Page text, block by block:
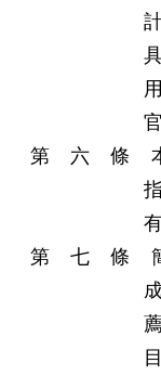
第 六 條 本
第 七 條 簡